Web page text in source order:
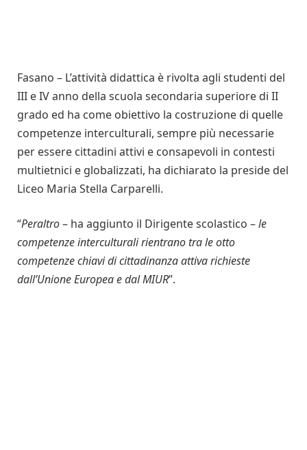
Fasano – L’attività didattica è rivolta agli studenti del
III e IV anno della scuola secondaria superiore di II
grado ed ha come obiettivo la costruzione di quelle
competenze interculturali, sempre più necessarie
per essere cittadini attivi e consapevoli in contesti
multietnici e globalizzati, ha dichiarato la preside del
Liceo Maria Stella Carparelli.
“Peraltro– ha aggiunto il Dirigente scolastico –le
competenze interculturali rientrano tra le otto
competenze chiavi di cittadinanza attiva richieste
dall’Unione Europea e dal MIUR”.